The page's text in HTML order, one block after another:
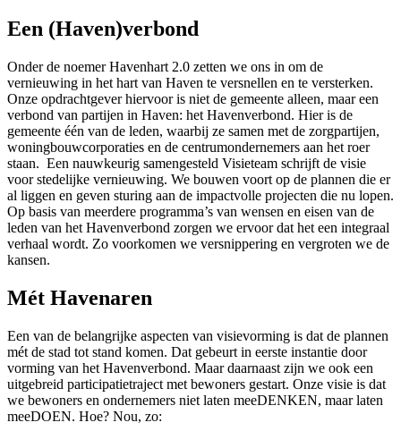
Een (Haven)verbond
Onder de noemer Havenhart 2.0 zetten we ons in om de
vernieuwing in het hart van Haven te versnellen en te versterken.
Onze opdrachtgever hiervoor is niet de gemeente alleen, maar een
verbond van partijen in Haven: het Havenverbond. Hier is de
gemeente één van de leden, waarbij ze samen met de zorgpartijen,
woningbouwcorporaties en de centrumondernemers aan het roer
staan. Een nauwkeurig samengesteld Visieteam schrijft de visie
voor stedelijke vernieuwing. We bouwen voort op de plannen die er
al liggen en geven sturing aan de impactvolle projecten die nu lopen.
Op basis van meerdere programma’s van wensen en eisen van de
leden van het Havenverbond zorgen we ervoor dat het een integraal
verhaal wordt. Zo voorkomen we versnippering en vergroten we de
kansen.
Mét Havenaren
Een van de belangrijke aspecten van visievorming is dat de plannen
mét de stad tot stand komen. Dat gebeurt in eerste instantie door
vorming van het Havenverbond. Maar daarnaast zijn we ook een
uitgebreid participatietraject met bewoners gestart. Onze visie is dat
we bewoners en ondernemers niet laten meeDENKEN, maar laten
meeDOEN. Hoe? Nou, zo: